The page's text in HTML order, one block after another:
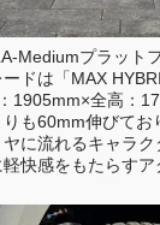
Mediumプラット
ドは「MAX
1905mm×全高：
も60mm伸びてお
に流れるキャラ
快感をもたらすア